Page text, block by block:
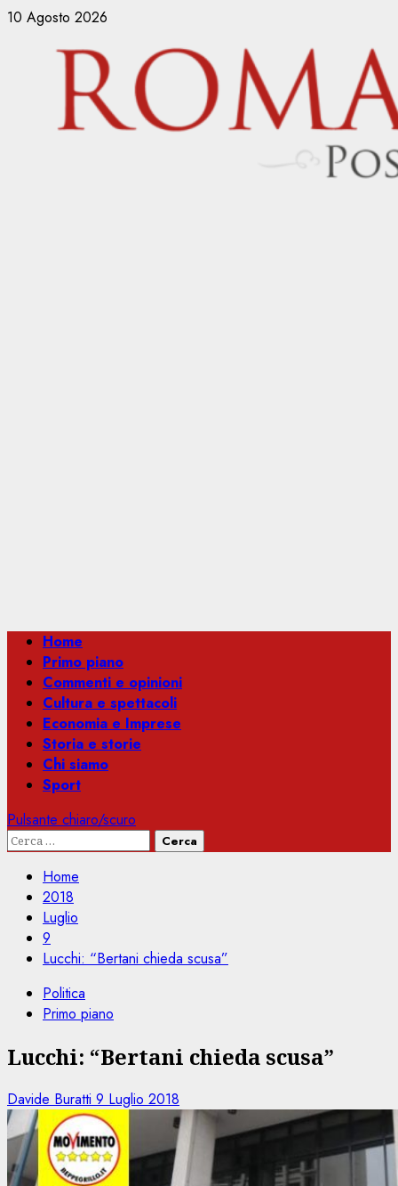
Vai
contenuto
10 Agosto 2026
Menu
principale
Home
Primo piano
Commenti e opinioni
Cultura e spettacoli
Economia e Imprese
Storia e storie
Chi siamo
Sport
Pulsante chiaro/scuro
Ricerca
Home
2018
Luglio
9
Lucchi: “Bertani chieda scusa”
Politica
Primo piano
Lucchi: “Bertani chieda scusa”
Davide Buratti 9 Luglio 2018